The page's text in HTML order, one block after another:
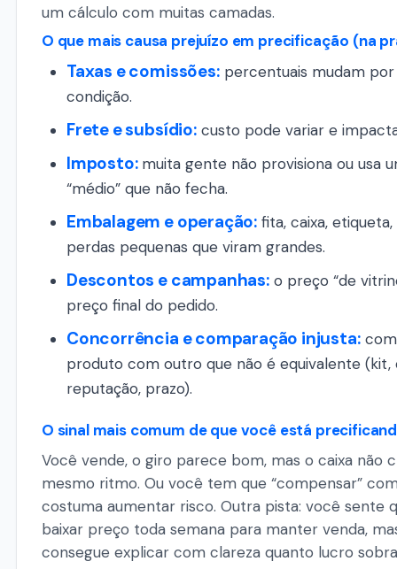
um cálculo com muitas camadas.
O que mais causa prejuízo em precificação (na
Taxas e comissões:percentuais mudam
condição.
Frete e subsídio:custo pode variar e
Imposto:muita gente não provisiona ou usa
“médio” que não fecha.
Embalagem e operação: fita, caixa,
perdas pequenas que viram grandes.
Descontos e campanhas:o preço “de
preço final do pedido.
Concorrência e comparação injusta:
produto com outro que não é equivalente (kit,
reputação, prazo).
O sinal mais comum de que você está
Você vende, o giro parece bom, mas o caixa não
mesmo ritmo. Ou você tem que “compensar”
costuma aumentar risco. Outra pista: você sente
baixar preço toda semana para manter venda,
consegue explicar com clareza quanto lucro